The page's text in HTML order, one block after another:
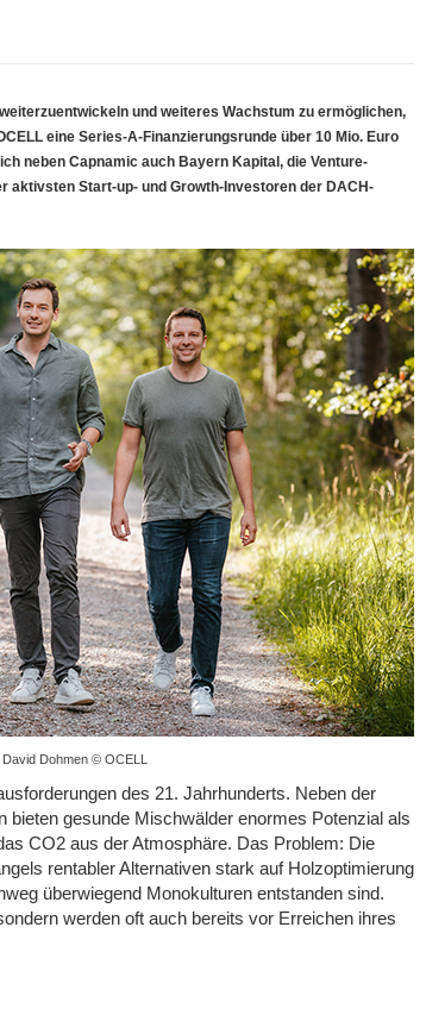
und weiteres Wachstum zu ermöglichen,
eine Series-A-Finanzierungsrunde über 10 Mio. Euro
neben Capnamic auch Bayern Kapital, die Venture-
aktivsten Start-up- und Growth-Investoren der DACH-
Dohmen © OCELL
des 21. Jahrhunderts. Neben der
bieten gesunde Mischwälder enormes Potenzial als
CO2aus der Atmosphäre. Das Problem: Die
rentabler Alternativen stark auf Holzoptimierung
überwiegend Monokulturen entstanden sind.
werden oft auch bereits vor Erreichen ihres